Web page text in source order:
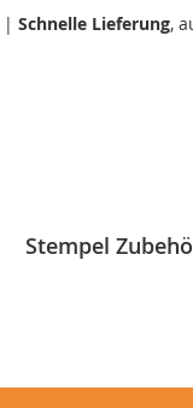
| Schnelle Lieferung,
Stempel